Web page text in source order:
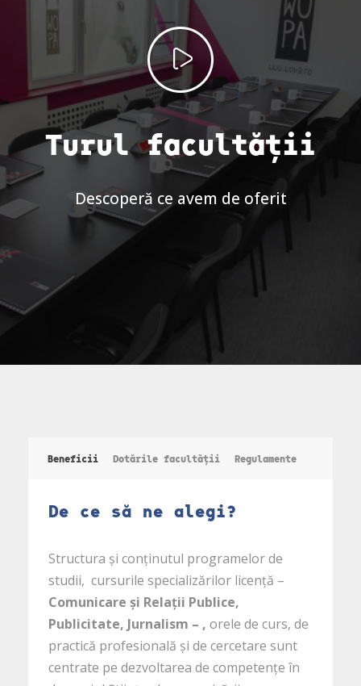
Turul facultății
Descoperă ce avem de oferit
Beneficii Dotările facultății Regulamente
De ce să ne alegi?
Structura și conținutul programelor de
studii, cursurile specializărilor licență –
Comunicare și Relații Publice,
Publicitate, Jurnalism – , orele de curs, de
practică profesională și de cercetare sunt
centrate pe dezvoltarea de competențe în